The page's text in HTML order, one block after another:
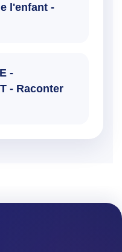
l'enfant -
-
- Raconter